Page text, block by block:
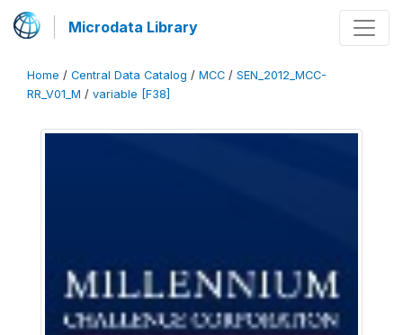
Microdata Library
Home / Central Data Catalog / MCC / SEN_2012_MCC-
RR_V01_M / variable [F38]